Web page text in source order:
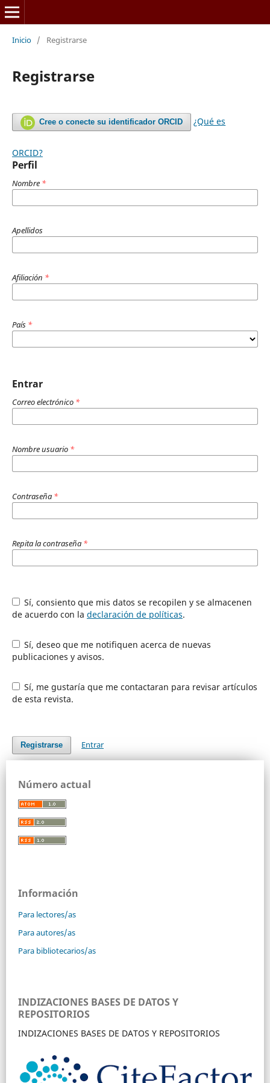
Inicio / Registrarse
Registrarse
Cree o conecte su identificador ORCID ¿Qué es
ORCID?
Perfil
Nombre *
Apellidos
Afiliación *
País *
Entrar
Correo electrónico *
Nombre usuario *
Contraseña *
Repita la contraseña *
Sí, consiento que mis datos se recopilen y se almacenen
de acuerdo con la declaración de políticas.
Sí, deseo que me notifiquen acerca de nuevas
publicaciones y avisos.
Sí, me gustaría que me contactaran para revisar artículos
de esta revista.
Registrarse Entrar
Número actual
Información
Para lectores/as
Para autores/as
Para bibliotecarios/as
INDIZACIONES BASES DE DATOS Y
REPOSITORIOS
INDIZACIONES BASES DE DATOS Y REPOSITORIOS